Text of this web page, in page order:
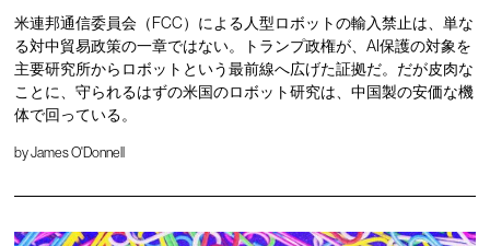
米連邦通信委員会（FCC）による人型ロボットの輸入禁止は、単な
る対中貿易政策の一章ではない。トランプ政権が、AI保護の対象を
主要研究所からロボットという最前線へ広げた証拠だ。だが皮肉な
ことに、守られるはずの米国のロボット研究は、中国製の安価な機
体で回っている。
byJames O'Donnell